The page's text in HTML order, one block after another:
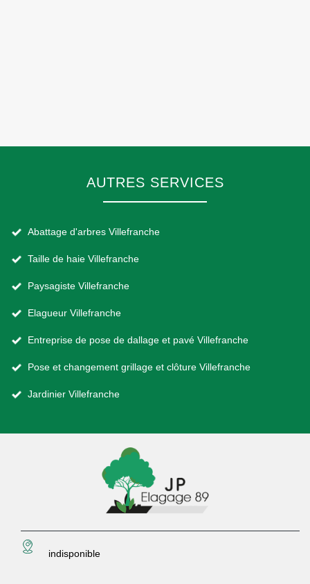
AUTRES SERVICES
Abattage d'arbres Villefranche
Taille de haie Villefranche
Paysagiste Villefranche
Elagueur Villefranche
Entreprise de pose de dallage et pavé Villefranche
Pose et changement grillage et clôture Villefranche
Jardinier Villefranche
indisponible